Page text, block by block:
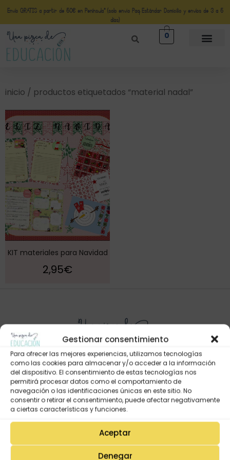
Gestionar consentimiento
Para ofrecer las mejores experiencias, utilizamos tecnologías
como las cookies para almacenar y/o acceder a la información
del dispositivo. El consentimiento de estas tecnologías nos
permitirá procesar datos como el comportamiento de
navegación o las identificaciones únicas en este sitio. No
consentir o retirar el consentimiento, puede afectar negativamente
a ciertas características y funciones.
Aceptar
Denegar
Envío GRATIS a partir de 50€ en Península* (solo envio Paq Estándar Domicilio y envíos de 3 a 5
días)
0
inicio / productos etiquetados “material nadal”
KIT materiales para Navidad
2,95€
Mi Cuenta
Lista de deseos
Mi Perfil
Descargas
Estado de mi pedido